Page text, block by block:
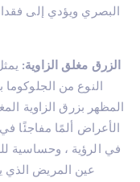
البصري ويؤدي إلى
الزرق مغلق الزاوية:
النوع من
المظهر بزرق الزاوية
الأعراض ألمًا مفاجئًا
في الرؤية ، وحساسية